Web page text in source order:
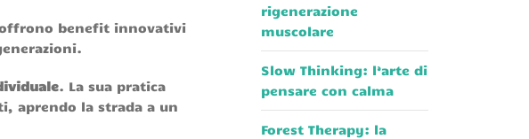
benefit innovativi
. La sua pratica
aprendo la strada a un
rigenerazione
muscolare
Slow Thinking: l’arte di
pensare con calma
Forest Therapy: la